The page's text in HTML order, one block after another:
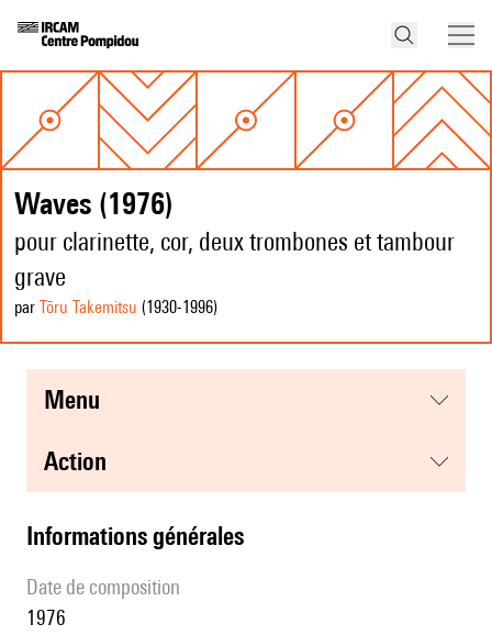
Waves (1976)
pour clarinette, cor, deux trombones et tambour
grave
par Tōru Takemitsu (1930-1996)
menu
action
informations générales
date de composition
1976